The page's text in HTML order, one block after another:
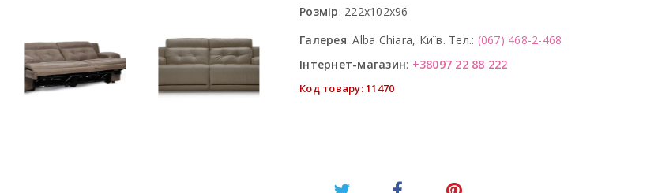
Розмір: 222x102x96
Галерея:Alba Chiara, Київ. Тел.: (067) 468-2-468
Інтернет-магазин: +38097 22 88 222
Код товару: 11470